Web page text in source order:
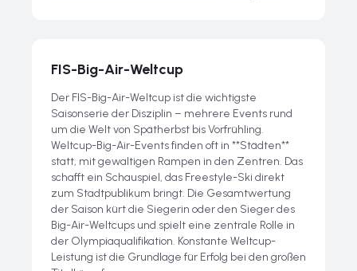
FIS-Big-Air-Weltcup
Der FIS-Big-Air-Weltcup ist die wichtigste
Saisonserie der Disziplin – mehrere Events rund
um die Welt von Spätherbst bis Vorfrühling.
Weltcup-Big-Air-Events finden oft in **Städten**
statt, mit gewaltigen Rampen in den Zentren. Das
schafft ein Schauspiel, das Freestyle-Ski direkt
zum Stadtpublikum bringt. Die Gesamtwertung
der Saison kürt die Siegerin oder den Sieger des
Big-Air-Weltcups und spielt eine zentrale Rolle in
der Olympiaqualifikation. Konstante Weltcup-
Leistung ist die Grundlage für Erfolg bei den großen